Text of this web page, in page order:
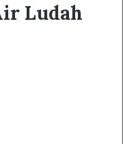
Ludah